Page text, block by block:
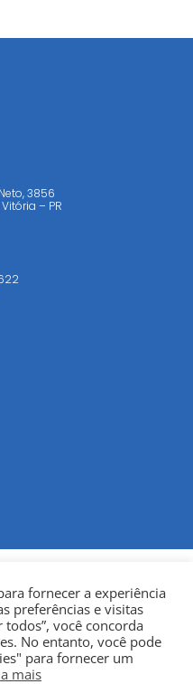
3856
– PR
Centro Universitário
fornecer a experiência
preferências e visitas
todos”, você concorda
No entanto, você pode
para fornecer um
mais